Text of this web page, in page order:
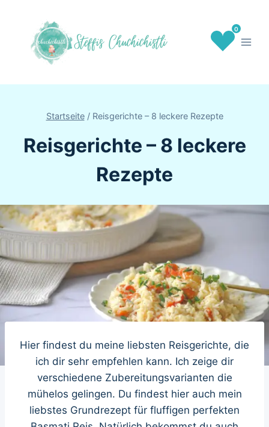
springen
0
Startseite / Reisgerichte – 8 leckere Rezepte
Reisgerichte – 8 leckere
Rezepte
Hier findest du meine liebsten Reisgerichte, die
ich dir sehr empfehlen kann. Ich zeige dir
verschiedene Zubereitungsvarianten die
mühelos gelingen. Du findest hier auch mein
liebstes Grundrezept für fluffigen perfekten